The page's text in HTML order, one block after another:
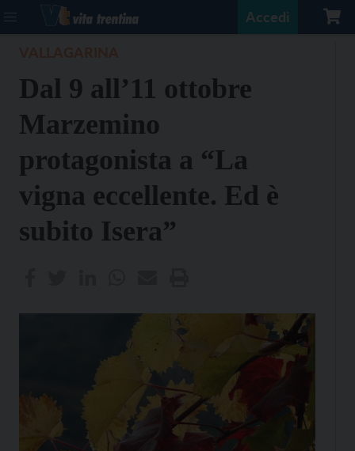
Accedi
Dal 9 all’11 ottobre
Marzemino
protagonista a “La
vigna eccellente. Ed è
subito Isera”